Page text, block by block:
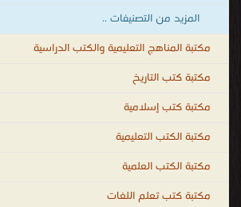
المزيد من التصنيفات ..
مكتبة المناهج التعليمية والكتب الدراسية
مكتبة كتب التاريخ
مكتبة كتب إسلامية
مكتبة الكتب التعليمية
مكتبة الكتب العلمية
مكتبة كتب تعلم اللغات